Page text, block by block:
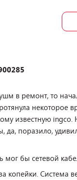
в ремонт, то
некоторое
известную ingco.
поразило,
бы сетевой
копейки. Система